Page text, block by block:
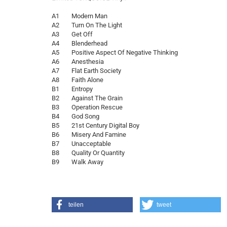
A1 Modern Man
A2 Turn On The Light
A3 Get Off
A4 Blenderhead
A5 Positive Aspect Of Negative Thinking
A6 Anesthesia
A7 Flat Earth Society
A8 Faith Alone
B1 Entropy
B2 Against The Grain
B3 Operation Rescue
B4 God Song
B5 21st Century Digital Boy
B6 Misery And Famine
B7 Unacceptable
B8 Quality Or Quantity
B9 Walk Away
teilen tweet